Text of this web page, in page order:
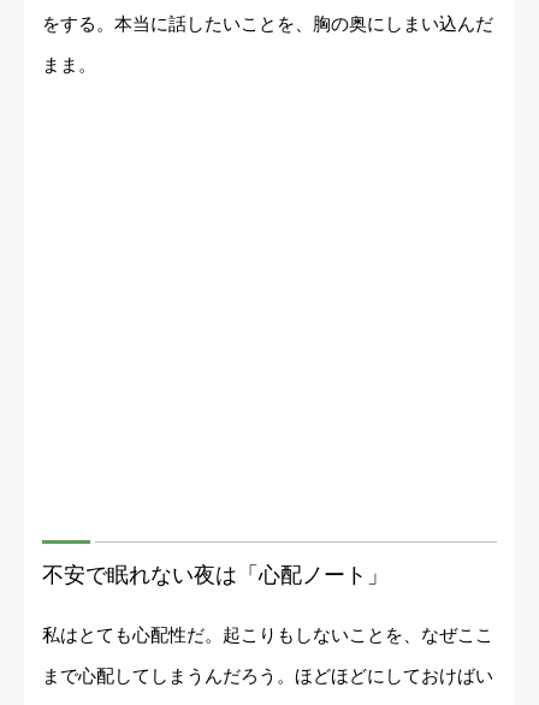
をする。本当に話したいことを、胸の奥にしまい込んだ
まま。
不安で眠れない夜は「心配ノート」
私はとても心配性だ。起こりもしないことを、なぜここ
まで心配してしまうんだろう。ほどほどにしておけばい